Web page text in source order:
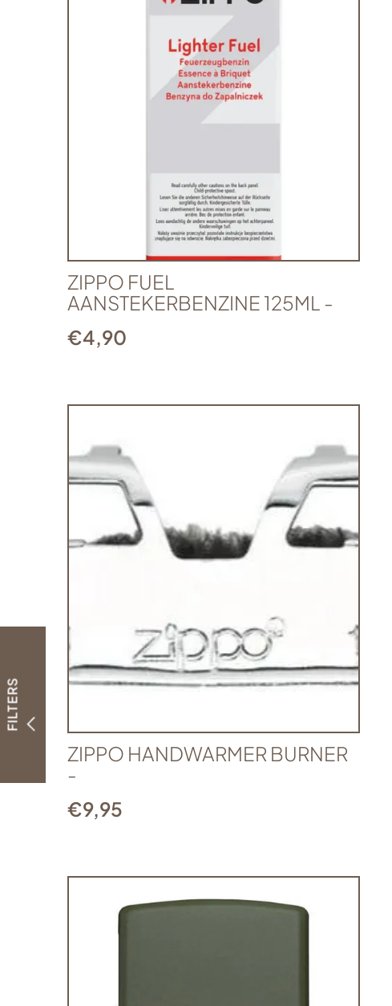
FILTERS
ZIPPO FUEL
AANSTEKERBENZINE 125ML -
€4,90
ZIPPO HANDWARMER BURNER
-
€9,95